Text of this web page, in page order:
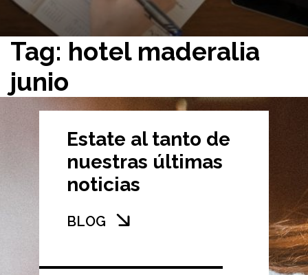
Tag: hotel maderalia
junio
Estate al tanto de
nuestras últimas
noticias
BLOG